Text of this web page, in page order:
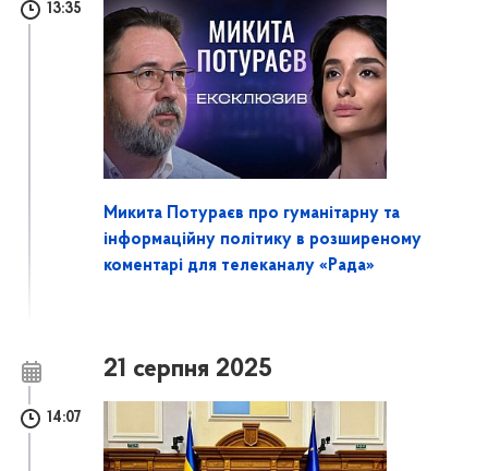
13:35
Микита Потураєв про гуманітарну та
інформаційну політику в розширеному
коментарі для телеканалу «Рада»
21 серпня 2025
14:07